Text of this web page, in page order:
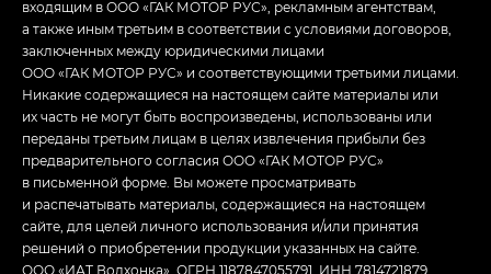
входящим в ООО «ГАК МОТОР РУС», рекламным агентствам,
а также иным третьим в соответствии с условиями договоров,
заключенных между юридическими лицами
ООО «ГАК МОТОР РУС» и соответствующими третьими лицами.
Никакие содержащиеся на настоящем сайте материалы или
их часть не могут быть воспроизведены, использованы или
переданы третьим лицам в целях извлечения прибыли без
предварительного согласия ООО «ГАК МОТОР РУС»
в письменной форме. Вы можете просматривать
и распечатывать материалы, содержащиеся на настоящем
сайте, для целей личного использования и/или принятия
решений о приобретении продукции указанных на сайте.
ООО «ИАТ Волхонка», ОГРН 1187847055791, ИНН 7814721879